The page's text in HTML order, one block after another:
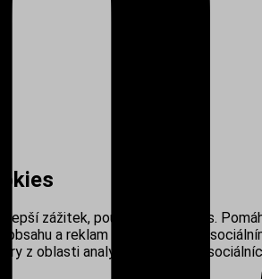
zážitek, používáme cookies.
a reklam i propojením se
z oblasti analytiky, reklamy a